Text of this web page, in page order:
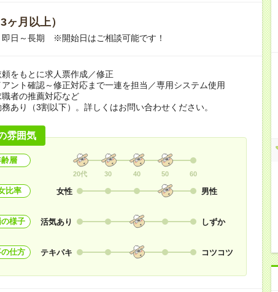
ヶ月以上）
即日～長期 ※開始日はご相談可能です！
頼をもとに求人票作成／修正
アント確認～修正対応まで一連を担当／専用システム使用
職者の推薦対応など
あり（3割以下）。詳しくはお問い合わせください。
雰囲気
層
20代 30 40 50 60
比率 女性 男性
様子 活気あり しずか
仕方 テキパキ コツコツ